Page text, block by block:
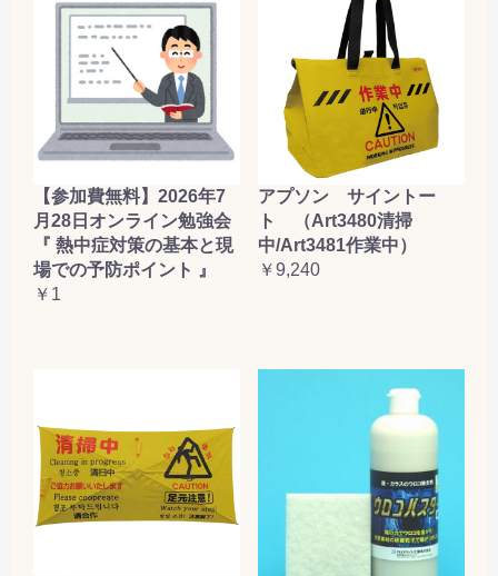
【参加費無料】2026年7
月28日オンライン勉強会
『 熱中症対策の基本と現
場での予防ポイント 』
￥1
アプソン サイントー
ト （Art3480清掃
中/Art3481作業中）
￥9,240